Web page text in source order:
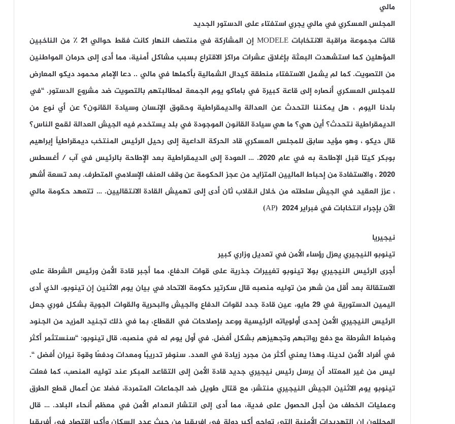
مالي
المجلس العسكري في مالي يجري استفتاء على الدستور الجديد
قالت مجموعة مراقبة الانتخابات MODELE إن المشاركة في منتصف النهار كانت فقط حوالي 21 ٪ من الناخبين
المؤهلين كما استشهدت البعثة بإغلاق عشرات مراكز الاقتراع بسبب مشاكل أمنية، مما أدى إلى حرمان المواطنين
من التصويت. كما لم يشمل الاستفتاء منطقة كيدال الشمالية بأكملها في مالي .. دعا الإمام محمود ديكو المعارض
للمجلس العسكري أنصاره إلى قاعة كبيرة في باماكو يوم الجمعة لمطالبتهم بالتصويت ضد مشروع الدستور. “في
بلدنا اليوم ، هل يمكننا التحدث عن العدالة والديمقراطية وحقوق الإنسان وسيادة القانون؟ عن أي نوع من
الديمقراطية نتحدث؟ أين هي؟ ما هي سيادة القانون الموجودة في بلد يستخدم فيه الجيش العدالة لقمع الناس؟
قال ديكو ، وهو مؤيد سابق للمجلس العسكري قاد الحركة الداعية إلى رحيل الرئيس المنتخب ديمقراطياً إبراهيم
بوبكر كيتا قبل الإطاحة به في عام 2020. … العودة إلى الديمقراطية بعد الإطاحة بالرئيس في آب / أغسطس
2020 ، والاستفادة من إحباط الماليين المتزايد من عجز الحكومة عن وقف العنف الإسلامي المتطرف. بعد تسعة أشهر
، عزز العقيد في الجيش سلطته من خلال انقلاب ثان أدى إلى تهميش القادة الانتقاليين. … تتعهد حكومة مالي
الآن بإجراء انتخابات في فبراير 2024 (AP)
نيجيريا
تينوبو النيجيري يعزل رؤساء الأمن في تعديل وزاري كبير
أجرى الرئيس النيجيري بولا تينوبو تغييرات جذرية على قوات الدفاع، مما أجبر قادة الأمن ورئيس الشرطة على
الاستقالة بعد أقل من شهر من توليه منصبه قال سكرتير حكومة الاتحاد في بيان يوم الاثنين إن تينوبو، الذي أدى
اليمين الدستورية في 29 مايو، عين قادة جدد لقوات الدفاع والجيش والبحرية والقوات الجوية بشكل فوري جعل
الرئيس النيجيري الأمن إحدى أولوياته الرئيسية ووعد بإصلاحات في القطاع، بما في ذلك تجنيد المزيد من الجنود
وضباط الشرطة مع دفع رواتبهم وتجهيزهم بشكل أفضل. في أول يوم له في منصبه، قال تينوبو: “سنستثمر أكثر
في أفراد الأمن لدينا، وهذا يعني أكثر من مجرد زيادة في العدد. سنوفر تدريبًا ومعدات ودفعًا وقوة نيران أفضل “.
ليس من غير المعتاد أن يرسل رئيس نيجيري جديد قادة الأمن إلى التقاعد المبكر عند توليه المنصب، كما فعلت
تينوبو يوم الاثنين الجيش النيجيري منتشر، مع قتال طويل ضد الجماعات المتمردة، فضلا عن أعمال قطع الطرق
وعمليات الخطف من أجل الحصول على فدية، مما أدى إلى انتشار انعدام الأمن في معظم أنحاء البلاد. … قال